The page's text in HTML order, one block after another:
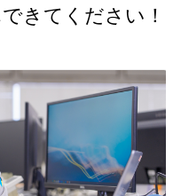
きてください！